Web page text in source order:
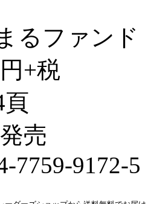
るファンド
+税
頁
売
7759-9172-5